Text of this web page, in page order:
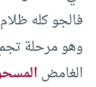
فالجو كله
وهو مرحلة
الغامض